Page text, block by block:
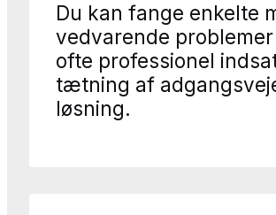
Du kan fange enkelte
vedvarende
ofte professionel
tætning af
løsning.